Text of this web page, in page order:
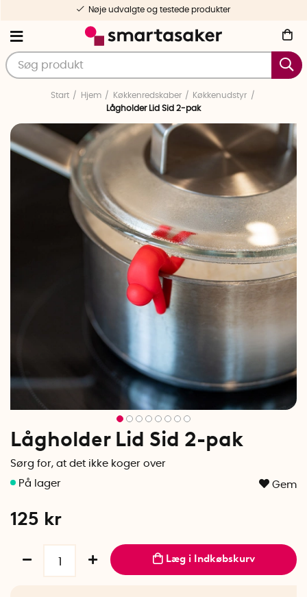
Nøje udvalgte og testede produkter
Start Hjem Køkkenredskaber
Køkkenudstyr
Lågholder Lid Sid 2-pak
Lågholder Lid Sid 2-pak
Sørg for, at det ikke koger over
Gem
125 kr
Læg i Indkøbskurv